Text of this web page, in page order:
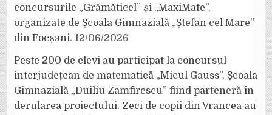
concursurile „Grămăticel” și „MaxiMate”,
organizate de Școala Gimnazială „Ștefan cel Mare”
din Focșani. 12/06/2026
Peste 200 de elevi au participat la concursul
interjudețean de matematică „Micul Gauss”, Școala
Gimnazială „Duiliu Zamfirescu” fiind parteneră în
derularea proiectului. Zeci de copii din Vrancea au